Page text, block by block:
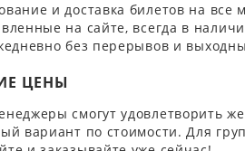
и доставка билетов на все
на сайте, всегда в
без перерывов и
ЦЕНЫ
смогут удовлетворить
вариант по стоимости. Для